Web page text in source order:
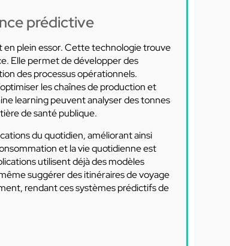
prédictive
en plein essor. Cette technologie trouve
Elle permet de développer des
des processus opérationnels.
les chaînes de production et
learning peuvent analyser des tonnes
de santé publique.
du quotidien, améliorant ainsi
et la vie quotidienne est
utilisent déjà des modèles
suggérer des itinéraires de voyage
rendant ces systèmes prédictifs de